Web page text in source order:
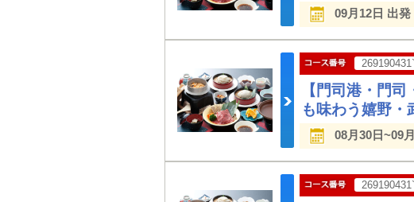
09月12日 出発
【門司港・門
も味わう嬉野
08月30日~09